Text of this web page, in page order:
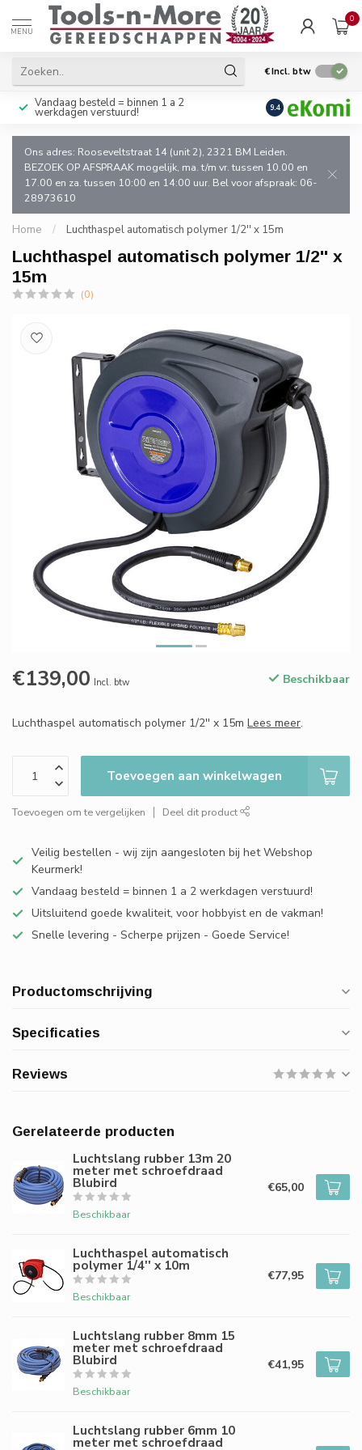
MENU
0
€Incl. btw
Vandaag besteld = binnen 1 a 2
werkdagen verstuurd!
Uitsluitend goede
en de vakman!
9.4
Ons adres: Rooseveltstraat 14 (unit 2), 2321 BM Leiden.
BEZOEK OP AFSPRAAK mogelijk, ma. t/m vr. tussen 10.00 en
17.00 en za. tussen 10:00 en 14:00 uur. Bel voor afspraak: 06-
28973610
Home / Luchthaspel automatisch polymer 1/2'' x 15m
Luchthaspel automatisch polymer 1/2'' x
15m
(0)
€139,00 Incl. btw Beschikbaar
Luchthaspel automatisch polymer 1/2'' x 15m Lees meer.
Toevoegen aan winkelwagen
Toevoegen om te vergelijken Deel dit product
Veilig bestellen - wij zijn aangesloten bij het Webshop
Keurmerk!
Vandaag besteld = binnen 1 a 2 werkdagen verstuurd!
Uitsluitend goede kwaliteit, voor hobbyist en de vakman!
Snelle levering - Scherpe prijzen - Goede Service!
Productomschrijving
Specificaties
Reviews
Gerelateerde producten
Luchtslang rubber 13m 20
meter met schroefdraad
Blubird
Beschikbaar
€65,00
Luchthaspel automatisch
polymer 1/4'' x 10m
Beschikbaar
€77,95
Luchtslang rubber 8mm 15
meter met schroefdraad
Blubird
Beschikbaar
€41,95
Luchtslang rubber 6mm 10
meter met schroefdraad